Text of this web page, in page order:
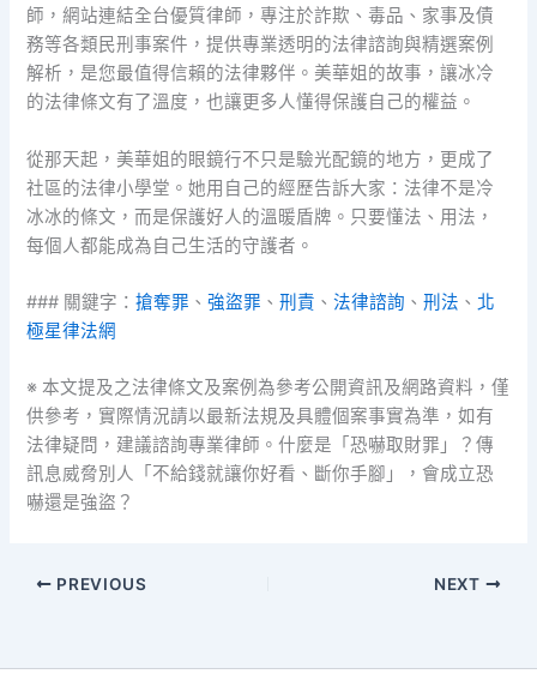
師，網站連結全台優質律師，專注於詐欺、毒品、家事及債
務等各類民刑事案件，提供專業透明的法律諮詢與精選案例
解析，是您最值得信賴的法律夥伴。美華姐的故事，讓冰冷
的法律條文有了溫度，也讓更多人懂得保護自己的權益。
從那天起，美華姐的眼鏡行不只是驗光配鏡的地方，更成了
社區的法律小學堂。她用自己的經歷告訴大家：法律不是冷
冰冰的條文，而是保護好人的溫暖盾牌。只要懂法、用法，
每個人都能成為自己生活的守護者。
### 關鍵字：搶奪罪 、強盜罪 、刑責 、法律諮詢 、刑法 、 北
極星律法網
※ 本文提及之法律條文及案例為參考公開資訊及網路資料，僅
供參考，實際情況請以最新法規及具體個案事實為準，如有
法律疑問，建議諮詢專業律師。什麼是「恐嚇取財罪」？傳
訊息威脅別人「不給錢就讓你好看、斷你手腳」，會成立恐
嚇還是強盜？
PREVIOUS NEXT